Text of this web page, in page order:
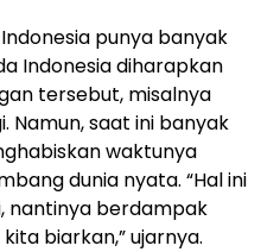
punya banyak
Indonesia diharapkan
tersebut, misalnya
Namun, saat ini banyak
waktunya
dunia nyata. “Hal ini
nantinya berdampak
biarkan,” ujarnya.